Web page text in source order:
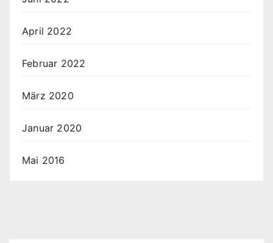
April 2022
Februar 2022
März 2020
Januar 2020
Mai 2016